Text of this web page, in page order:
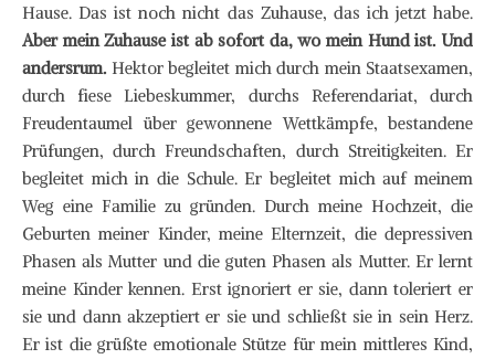
Hause. Das ist noch nicht das Zuhause, das ich jetzt habe.
Aber mein Zuhause ist ab sofort da, wo mein Hund ist. Und
andersrum. Hektor begleitet mich durch mein Staatsexamen,
durch fiese Liebeskummer, durchs Referendariat, durch
Freudentaumel über gewonnene Wettkämpfe, bestandene
Prüfungen, durch Freundschaften, durch Streitigkeiten. Er
begleitet mich in die Schule. Er begleitet mich auf meinem
Weg eine Familie zu gründen. Durch meine Hochzeit, die
Geburten meiner Kinder, meine Elternzeit, die depressiven
Phasen als Mutter und die guten Phasen als Mutter. Er lernt
meine Kinder kennen. Erst ignoriert er sie, dann toleriert er
sie und dann akzeptiert er sie und schließt sie in sein Herz.
Er ist die grüßte emotionale Stütze für mein mittleres Kind,